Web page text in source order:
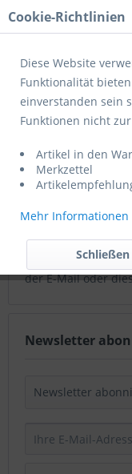
Menü
Newsletter
erscheinenden
Erster über neue
Der Newsletter ist
der E-Mail oder
Newsletter
Cookie-Richtlinien
Diese Website
Funktionalität
einverstanden sein
Funktionen nicht
Artikel in den
Merkzettel
Mehr Informationen
Schließen